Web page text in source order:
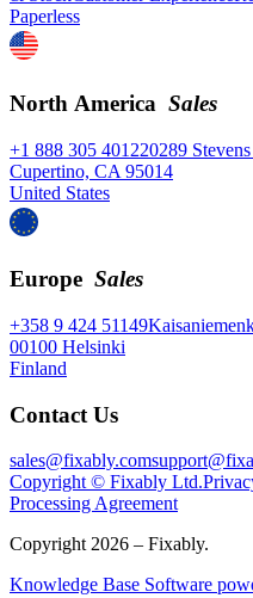
Paperless
North America Sales
+1 888 305 401220289
Cupertino, CA 95014
United States
Europe Sales
+358 9 424 51149
00100 Helsinki
Finland
Contact Us
sales@fixably.com
Copyright © Fixably Ltd.
Processing Agreement
Copyright 2026 – Fixably.
Knowledge Base Software